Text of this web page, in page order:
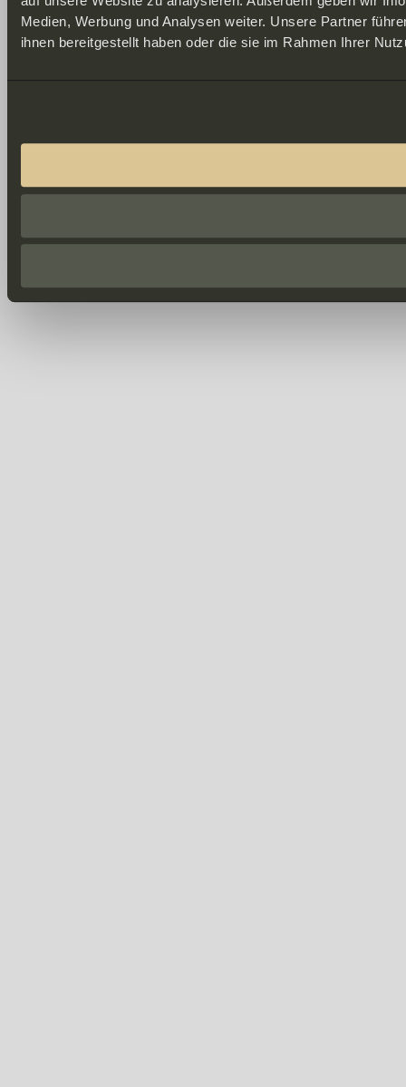
Medien, Werbung und Analysen weiter. Unsere Partner
ihnen bereitgestellt haben oder die sie im Rahmen Ihrer